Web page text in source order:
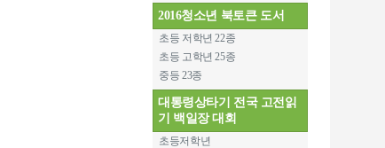
2016청소년 북토큰 도서
초등 저학년 22종
초등 고학년 25종
중등 23종
대통령상타기 전국 고전읽
기 백일장 대회
초등저학년